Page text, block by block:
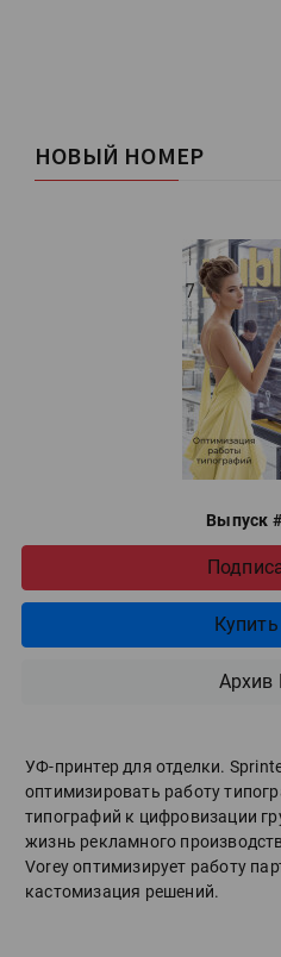
НОВЫЙ НОМЕР
Выпуск
Архив
УФ-принтер для отделки.
оптимизировать работу
типографий к цифровизации
жизнь рекламного
Vorey оптимизирует работу
кастомизация решений.